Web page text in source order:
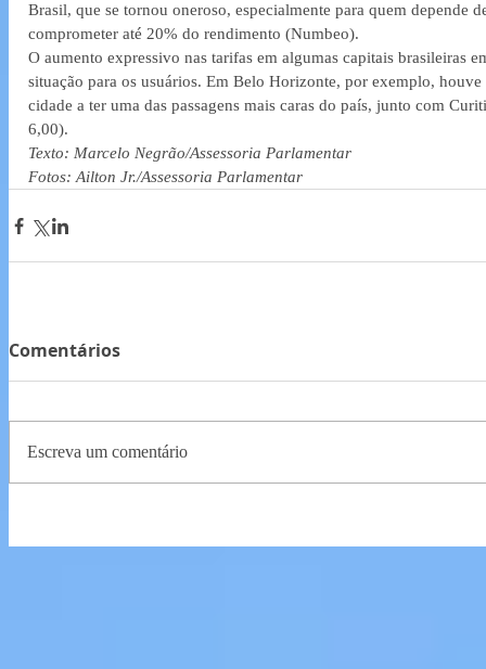
Brasil, que se tornou oneroso, especialmente para quem depende
comprometer até 20% do rendimento (Numbeo).
O aumento expressivo nas tarifas em algumas capitais brasileiras
situação para os usuários. Em Belo Horizonte, por exemplo,
cidade a ter uma das passagens mais caras do país, junto com
6,00).
Texto: Marcelo Negrão/Assessoria Parlamentar
Fotos: Ailton Jr./Assessoria Parlamentar
Comentários
Escreva um comentário